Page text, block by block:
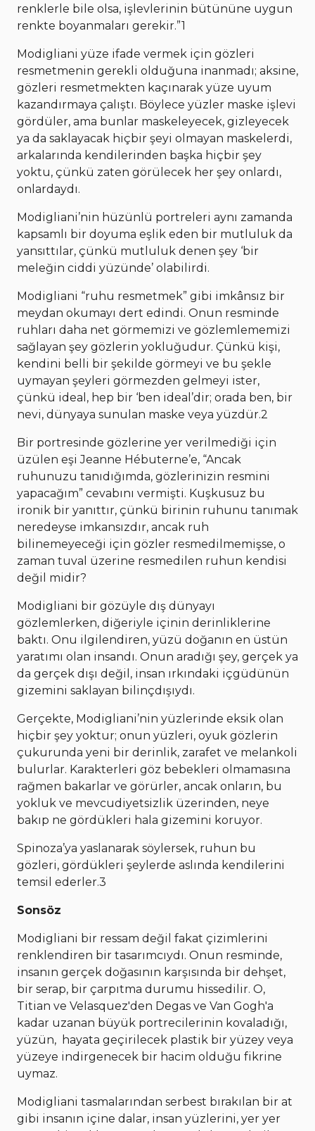
renklerle bile olsa, işlevlerinin bütününe uygun
renkte boyanmaları gerekir.”1
Modigliani yüze ifade vermek için gözleri
resmetmenin gerekli olduğuna inanmadı; aksine,
gözleri resmetmekten kaçınarak yüze uyum
kazandırmaya çalıştı. Böylece yüzler maske işlevi
gördüler, ama bunlar maskeleyecek, gizleyecek
ya da saklayacak hiçbir şeyi olmayan maskelerdi,
arkalarında kendilerinden başka hiçbir şey
yoktu, çünkü zaten görülecek her şey onlardı,
onlardaydı.
Modigliani’nin hüzünlü portreleri aynı zamanda
kapsamlı bir doyuma eşlik eden bir mutluluk da
yansıttılar, çünkü mutluluk denen şey ‘bir
meleğin ciddi yüzünde’ olabilirdi.
Modigliani “ruhu resmetmek” gibi imkânsız bir
meydan okumayı dert edindi. Onun resminde
ruhları daha net görmemizi ve gözlemlememizi
sağlayan şey gözlerin yokluğudur. Çünkü kişi,
kendini belli bir şekilde görmeyi ve bu şekle
uymayan şeyleri görmezden gelmeyi ister,
çünkü ideal, hep bir ‘ben ideal’dir; orada ben, bir
nevi, dünyaya sunulan maske veya yüzdür.2
Bir portresinde gözlerine yer verilmediği için
üzülen eşi Jeanne Hébuterne’e, “Ancak
ruhunuzu tanıdığımda, gözlerinizin resmini
yapacağım” cevabını vermişti. Kuşkusuz bu
ironik bir yanıttır, çünkü birinin ruhunu tanımak
neredeyse imkansızdır, ancak ruh
bilinemeyeceği için gözler resmedilmemişse, o
zaman tuval üzerine resmedilen ruhun kendisi
değil midir?
Modigliani bir gözüyle dış dünyayı
gözlemlerken, diğeriyle içinin derinliklerine
baktı. Onu ilgilendiren, yüzü doğanın en üstün
yaratımı olan insandı. Onun aradığı şey, gerçek ya
da gerçek dışı değil, insan ırkındaki içgüdünün
gizemini saklayan bilinçdışıydı.
Gerçekte, Modigliani’nin yüzlerinde eksik olan
hiçbir şey yoktur; onun yüzleri, oyuk gözlerin
çukurunda yeni bir derinlik, zarafet ve melankoli
bulurlar. Karakterleri göz bebekleri olmamasına
rağmen bakarlar ve görürler, ancak onların, bu
yokluk ve mevcudiyetsizlik üzerinden, neye
bakıp ne gördükleri hala gizemini koruyor.
Spinoza’ya yaslanarak söylersek, ruhun bu
gözleri, gördükleri şeylerde aslında kendilerini
temsil ederler.3
Sonsöz
Modigliani bir ressam değil fakat çizimlerini
renklendiren bir tasarımcıydı. Onun resminde,
insanın gerçek doğasının karşısında bir dehşet,
bir serap, bir çarpıtma durumu hissedilir. O,
Titian ve Velasquez'den Degas ve Van Gogh'a
kadar uzanan büyük portrecilerinin kovaladığı,
yüzün, hayata geçirilecek plastik bir yüzey veya
yüzeye indirgenecek bir hacim olduğu fikrine
uymaz.
Modigliani tasmalarından serbest bırakılan bir at
gibi insanın içine dalar, insan yüzlerini, yer yer